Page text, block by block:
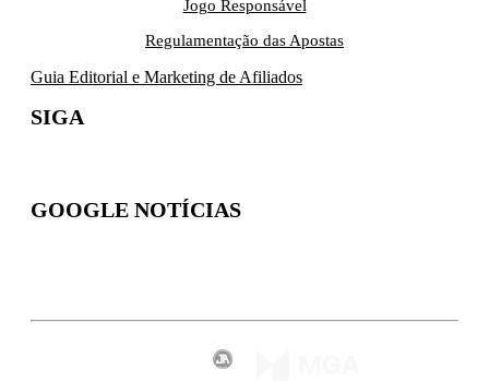
Jogo Responsável
Regulamentação das Apostas
Guia Editorial e Marketing de Afiliados
SIGA
GOOGLE NOTÍCIAS